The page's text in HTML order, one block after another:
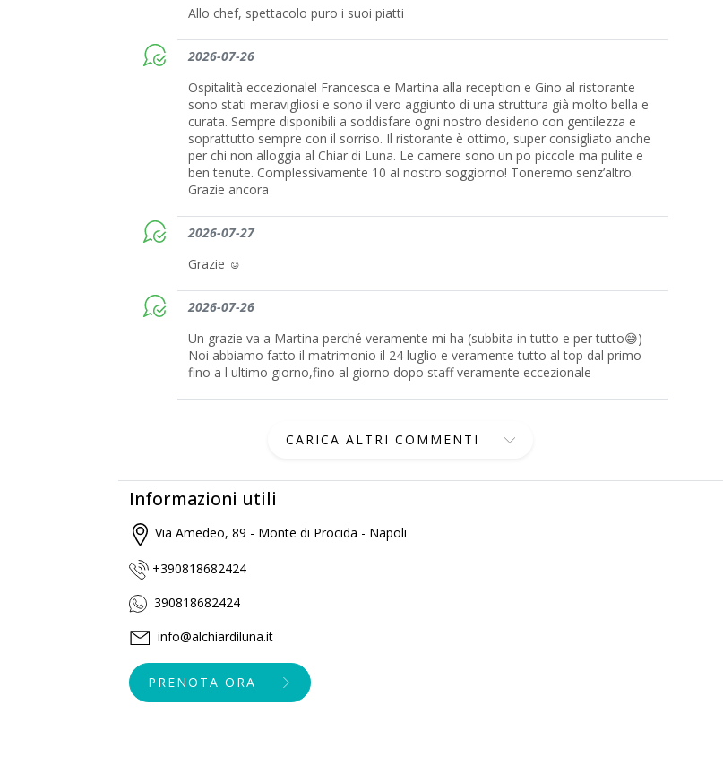
Allo chef, spettacolo puro i suoi piatti
2026-07-26
Ospitalità eccezionale! Francesca e Martina alla reception e Gino al ristorante
sono stati meravigliosi e sono il vero aggiunto di una struttura già molto bella e
curata. Sempre disponibili a soddisfare ogni nostro desiderio con gentilezza e
soprattutto sempre con il sorriso. Il ristorante è ottimo, super consigliato anche
per chi non alloggia al Chiar di Luna. Le camere sono un po piccole ma pulite e
ben tenute. Complessivamente 10 al nostro soggiorno! Toneremo senz’altro.
Grazie ancora
2026-07-27
Grazie ☺️
2026-07-26
Un grazie va a Martina perché veramente mi ha (subbita in tutto e per tutto😅)
Noi abbiamo fatto il matrimonio il 24 luglio e veramente tutto al top dal primo
fino a l ultimo giorno,fino al giorno dopo staff veramente eccezionale
CARICA ALTRI COMMENTI
Informazioni utili
Via Amedeo, 89 - Monte di Procida - Napoli
+390818682424
390818682424
info@alchiardiluna.it
PRENOTA ORA